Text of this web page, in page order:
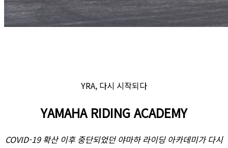
YRA, 다시 시작되다
YAMAHA RIDING ACADEMY
COVID-19 확산 이후 중단되었던 야마하 라이딩 아카데미가 다시